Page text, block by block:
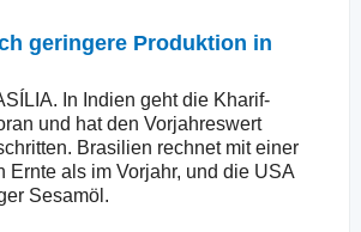
geringere Produktion in
In Indien geht die Kharif-
und hat den Vorjahreswert
Brasilien rechnet mit einer
Ernte als im Vorjahr, und die USA
Sesamöl.